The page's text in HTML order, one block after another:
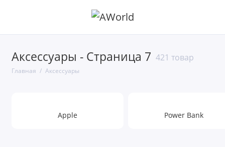
Аксессуары - Страница 7 421 товар
Главная Аксессуары
Apple Power Bank